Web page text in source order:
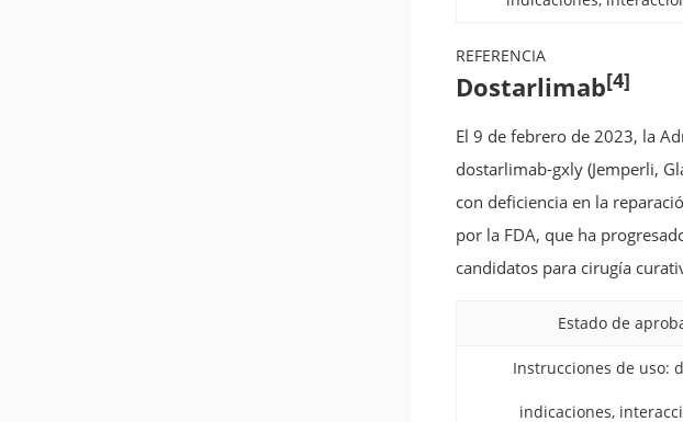
REFERENCIA
Dostarlimab[4]
El 9 de febrero de 2023, la
dostarlimab-gxly (Jemperli,
con deficiencia en la
por la FDA, que ha
candidatos para cirugía
Estado de
Instrucciones de uso:
indicaciones,